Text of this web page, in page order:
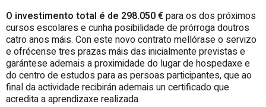
O investimento total é de 298.050 €para os dos próximos
cursos escolares e cunha posibilidade de prórroga doutros
catro anos máis. Con este novo contrato mellórase o servizo
e ofrécense tres prazas máis das inicialmente previstas e
garántese ademais a proximidade do lugar de hospedaxe e
do centro de estudos para as persoas participantes, que ao
final da actividade recibirán ademais un certificado que
acredita a aprendizaxe realizada.